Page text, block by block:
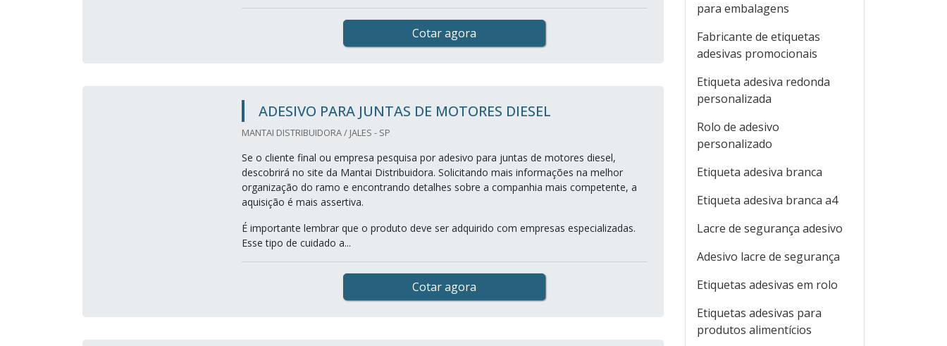
Cotar agora
ADESIVO PARA JUNTAS DE MOTORES DIESEL
MANTAI DISTRIBUIDORA / JALES - SP
Se o cliente final ou empresa pesquisa por adesivo para juntas de motores diesel,
descobrirá no site da Mantai Distribuidora. Solicitando mais informações na melhor
organização do ramo e encontrando detalhes sobre a companhia mais competente, a
aquisição é mais assertiva.
É importante lembrar que o produto deve ser adquirido com empresas especializadas.
Esse tipo de cuidado a...
Cotar agora
para embalagens
Fabricante de etiquetas
adesivas promocionais
Etiqueta adesiva redonda
personalizada
Rolo de adesivo
personalizado
Etiqueta adesiva branca
Etiqueta adesiva branca a4
Lacre de segurança adesivo
Adesivo lacre de segurança
Etiquetas adesivas em rolo
Etiquetas adesivas para
produtos alimentícios